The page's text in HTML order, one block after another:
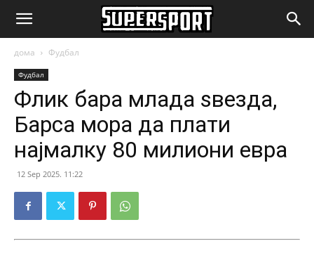
SuperSport.mk
дома Фудбал
Фудбал
Флик бара младa ѕвезда,
Барса мора да плати
најмалку 80 милиони евра
12 Sep 2025. 11:22